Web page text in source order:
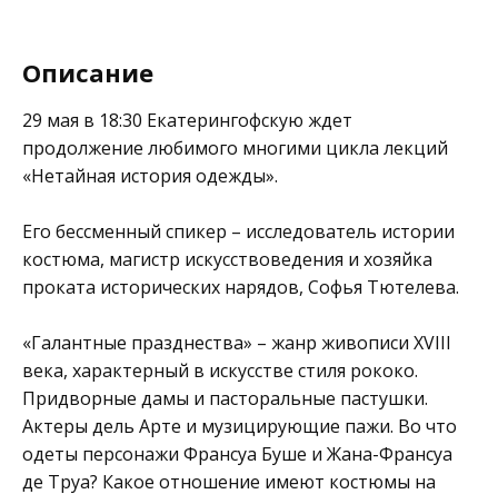
Описание
29 мая в 18:30 Екатерингофскую ждет
продолжение любимого многими цикла лекций
«Нетайная история одежды».
Его бессменный спикер – исследователь истории
костюма, магистр искусствоведения и хозяйка
проката исторических нарядов, Софья Тютелева.
«Галантные празднества» – жанр живописи XVIII
века, характерный в искусстве стиля рококо.
Придворные дамы и пасторальные пастушки.
Актеры дель Арте и музицирующие пажи. Во что
одеты персонажи Франсуа Буше и Жана-Франсуа
де Труа? Какое отношение имеют костюмы на